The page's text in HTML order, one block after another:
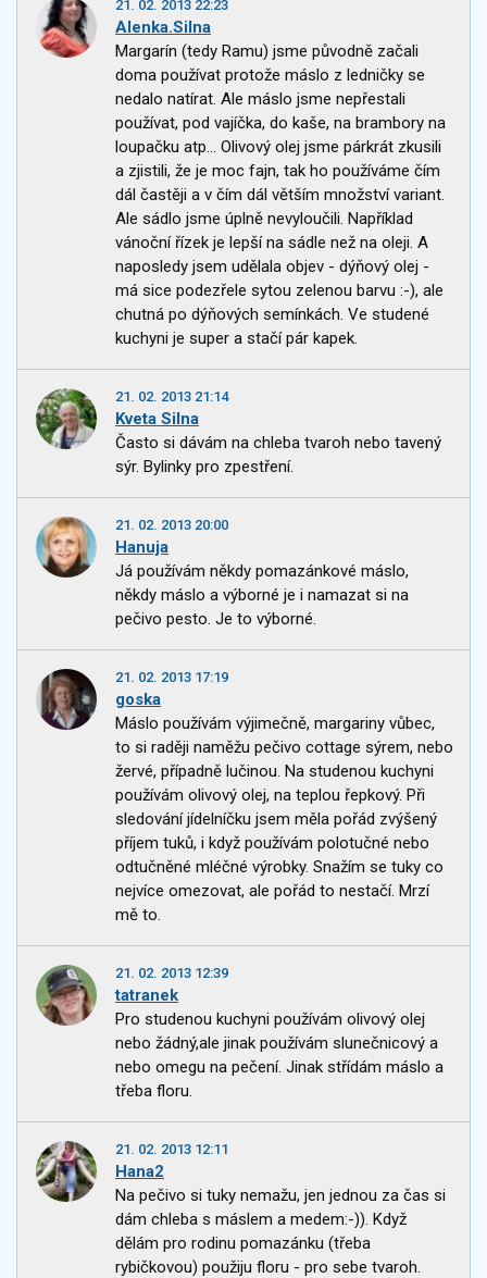
21. 02. 2013 22:23
Alenka.Silna
Margarín (tedy Ramu) jsme původně začali
doma používat protože máslo z ledničky se
nedalo natírat. Ale máslo jsme nepřestali
používat, pod vajíčka, do kaše, na brambory na
loupačku atp... Olivový olej jsme párkrát zkusili
a zjistili, že je moc fajn, tak ho používáme čím
dál častěji a v čím dál větším množství variant.
Ale sádlo jsme úplně nevyloučili. Například
vánoční řízek je lepší na sádle než na oleji. A
naposledy jsem udělala objev - dýňový olej -
má sice podezřele sytou zelenou barvu :-), ale
chutná po dýňových semínkách. Ve studené
kuchyni je super a stačí pár kapek.
21. 02. 2013 21:14
Kveta Silna
Často si dávám na chleba tvaroh nebo tavený
sýr. Bylinky pro zpestření.
21. 02. 2013 20:00
Hanuja
Já používám někdy pomazánkové máslo,
někdy máslo a výborné je i namazat si na
pečivo pesto. Je to výborné.
21. 02. 2013 17:19
goska
Máslo používám výjimečně, margariny vůbec,
to si raději naměžu pečivo cottage sýrem, nebo
žervé, případně lučinou. Na studenou kuchyni
používám olivový olej, na teplou řepkový. Při
sledování jídelníčku jsem měla pořád zvýšený
příjem tuků, i když používám polotučné nebo
odtučněné mléčné výrobky. Snažím se tuky co
nejvíce omezovat, ale pořád to nestačí. Mrzí
mě to.
21. 02. 2013 12:39
tatranek
Pro studenou kuchyni používám olivový olej
nebo žádný,ale jinak používám slunečnicový a
nebo omegu na pečení. Jinak střídám máslo a
třeba floru.
21. 02. 2013 12:11
Hana2
Na pečivo si tuky nemažu, jen jednou za čas si
dám chleba s máslem a medem:-)). Když
dělám pro rodinu pomazánku (třeba
rybičkovou) použiju floru - pro sebe tvaroh.